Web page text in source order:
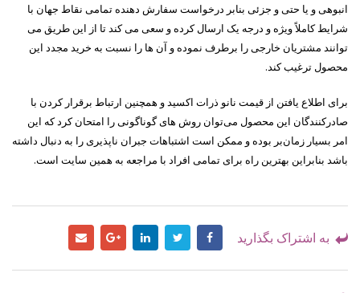
انبوهی و یا حتی و جزئی بنابر درخواست سفارش دهنده تمامی نقاط جهان با
شرایط کاملاً ویژه و درجه یک ارسال کرده و سعی می کند تا از این طریق می‌
توانند مشتریان خارجی را برطرف نموده و آن ها را نسبت به خرید مجدد این
محصول ترغیب کند.
برای اطلاع یافتن از قیمت نانو ذرات اکسید و همچنین ارتباط برقرار کردن با
صادرکنندگان این محصول می‌توان روش ‌های گوناگونی را امتحان کرد که این
امر بسیار زمان‌بر بوده و ممکن است اشتباهات جبران ناپذیری را به دنبال داشته
باشد بنابراین بهترین راه برای تمامی افراد با مراجعه به همین سایت است.
به اشتراک بگذارید